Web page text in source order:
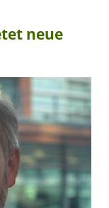
neue